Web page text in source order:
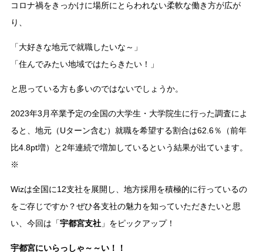
コロナ禍をきっかけに場所にとらわれない柔軟な働き方が広が
り、
「大好きな地元で就職したいな～」
「住んでみたい地域ではたらきたい！」
と思っている方も多いのではないでしょうか。
2023年3月卒業予定の全国の大学生・大学院生に行った調査によ
ると、地元（Uターン含む）就職を希望する割合は62.6％（前年
比4.8pt増）と2年連続で増加しているという結果が出ています。
※
Wizは全国に12支社を展開し、地方採用を積極的に行っているの
をご存じですか？ぜひ各支社の魅力を知っていただきたいと思
い、今回は「宇都宮支社」をピックアップ！
宇都宮にいらっしゃ～～い！！